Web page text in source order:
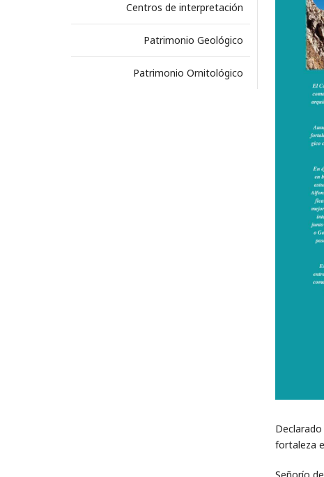
Centros de interpretación
Patrimonio Geológico
Patrimonio Ornitológico
fortaleza